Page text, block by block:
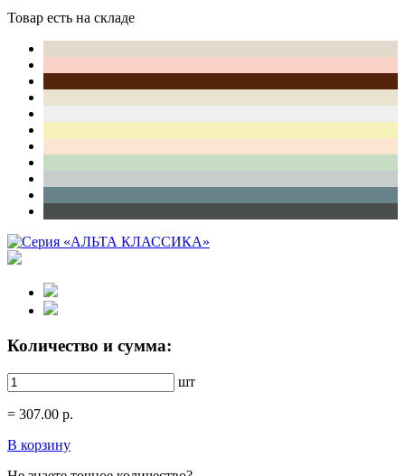
Товар есть на складе
Количество и сумма:
шт
= 307.00 р.
В корзину